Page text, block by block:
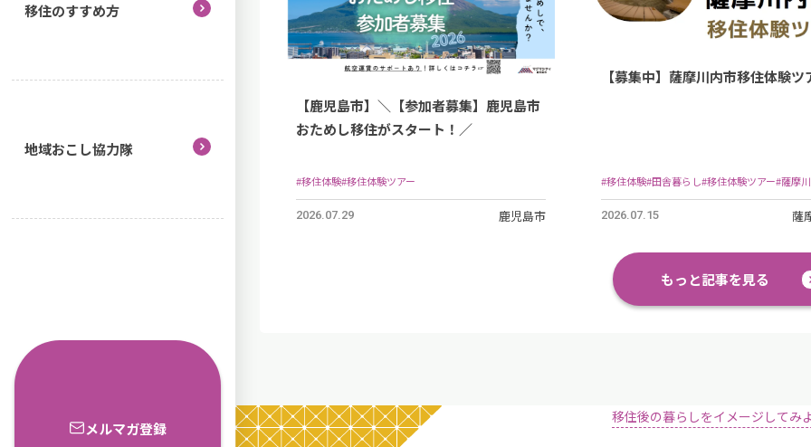
移住のすすめ方
地域おこし協力隊
メルマガ登録
【鹿児島市】＼【参加者募集】鹿児島市
おためし移住がスタート！／
#移住体験#移住体験ツアー
2026.07.29 鹿児島市
【募集中】薩摩川内市移住体験ツ
#移住体験#田舎暮らし#移住体験ツアー#薩摩
2026.07.15 薩
もっと記事を見る
移住後の暮らしをイメージしてみ